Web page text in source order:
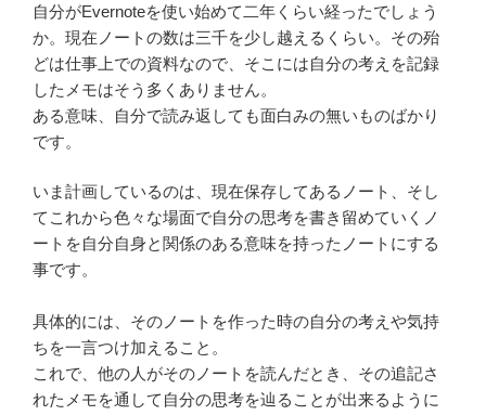
自分がEvernoteを使い始めて二年くらい経ったでしょう
か。現在ノートの数は三千を少し越えるくらい。その殆
どは仕事上での資料なので、そこには自分の考えを記録
したメモはそう多くありません。
ある意味、自分で読み返しても面白みの無いものばかり
です。
いま計画しているのは、現在保存してあるノート、そし
てこれから色々な場面で自分の思考を書き留めていくノ
ートを自分自身と関係のある意味を持ったノートにする
事です。
具体的には、そのノートを作った時の自分の考えや気持
ちを一言つけ加えること。
これで、他の人がそのノートを読んだとき、その追記さ
れたメモを通して自分の思考を辿ることが出来るように